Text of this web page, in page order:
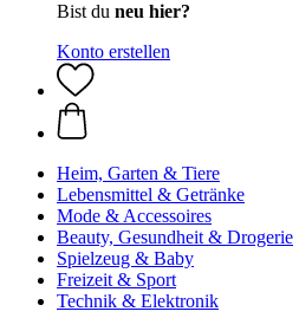
Bist du neu hier?
Konto erstellen
Heim, Garten & Tiere
Lebensmittel & Getränke
Mode & Accessoires
Beauty, Gesundheit & Drogerie
Spielzeug & Baby
Freizeit & Sport
Technik & Elektronik